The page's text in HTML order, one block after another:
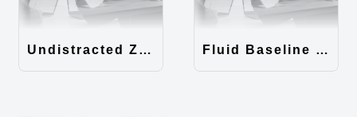
Undistracted Zen主题汉化包 Fluid Baseline Grid主题汉化包